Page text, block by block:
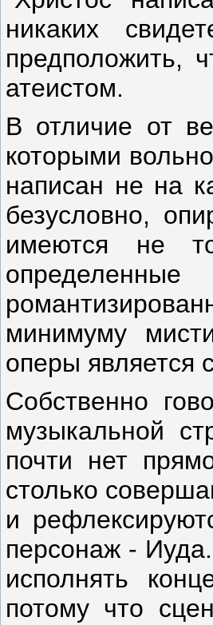
никаких
предположить,
атеистом.
В отличие от
которыми
написан не на
безусловно,
имеются не
минимуму
оперы является
Собственно
музыкальной
почти нет
столько
и
персонаж -
исполнять
потому что